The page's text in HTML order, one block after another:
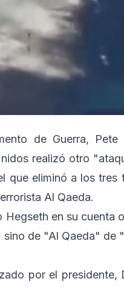
de Guerra,
realizó otro
que eliminó a los tres
Al Qaeda.
en su cuenta
de "Al Qaeda" de
por el presidente,